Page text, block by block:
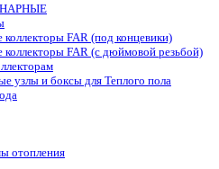
коллекторы FAR (под концевики)
коллекторы FAR (с дюймовой резьбой)
узлы и боксы для Теплого пола
отопления